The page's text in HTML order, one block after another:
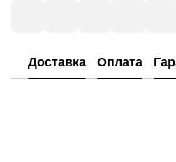
Доставка Оплата